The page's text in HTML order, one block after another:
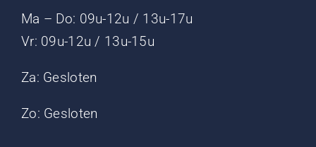
Ma – Do: 09u-12u / 13u-17u
Vr: 09u-12u / 13u-15u
Za: Gesloten
Zo: Gesloten